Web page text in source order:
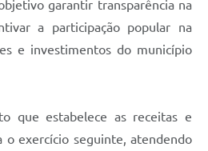
garantir transparência na
a participação popular na
e investimentos do município
que estabelece as receitas e
o exercício seguinte, atendendo